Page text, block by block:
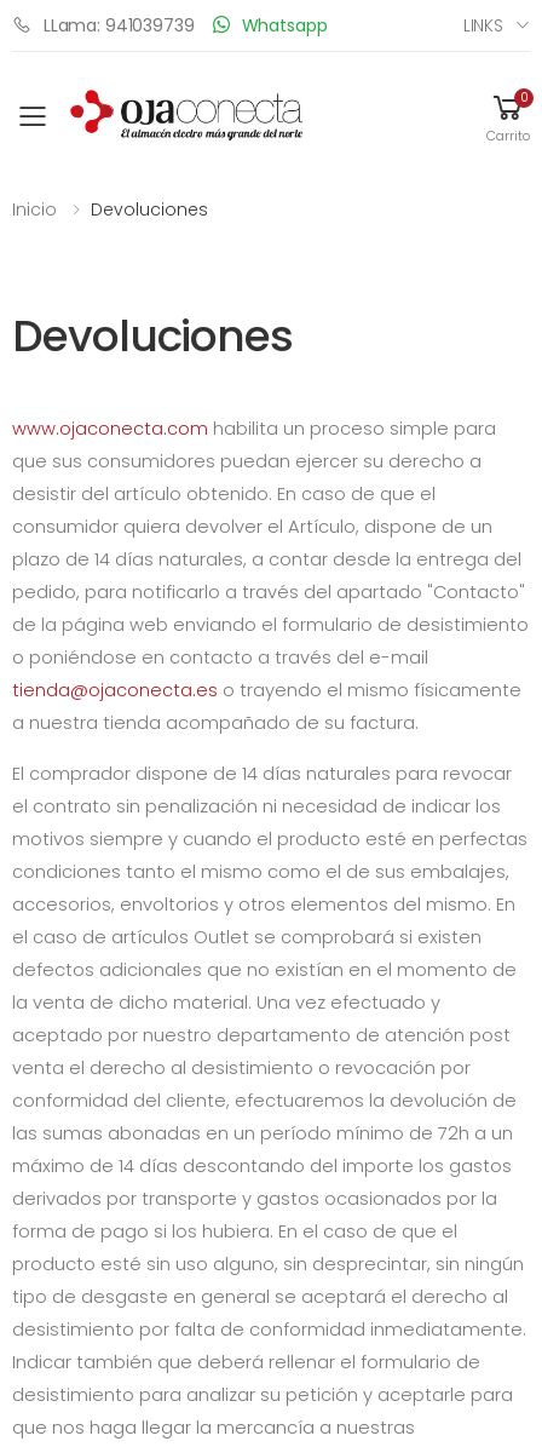
LLama: 941039739 Whatsapp LINKS
Toggle mobile menu
0
Carrito
Inicio Devoluciones
Devoluciones
www.ojaconecta.com habilita un proceso simple para
que sus consumidores puedan ejercer su derecho a
desistir del artículo obtenido. En caso de que el
consumidor quiera devolver el Artículo, dispone de un
plazo de 14 días naturales, a contar desde la entrega del
pedido, para notificarlo a través del apartado "Contacto"
de la página web enviando el formulario de desistimiento
o poniéndose en contacto a través del e-mail
tienda@ojaconecta.es o trayendo el mismo físicamente
a nuestra tienda acompañado de su factura.
El comprador dispone de 14 días naturales para revocar
el contrato sin penalización ni necesidad de indicar los
motivos siempre y cuando el producto esté en perfectas
condiciones tanto el mismo como el de sus embalajes,
accesorios, envoltorios y otros elementos del mismo. En
el caso de artículos Outlet se comprobará si existen
defectos adicionales que no existían en el momento de
la venta de dicho material. Una vez efectuado y
aceptado por nuestro departamento de atención post
venta el derecho al desistimiento o revocación por
conformidad del cliente, efectuaremos la devolución de
las sumas abonadas en un período mínimo de 72h a un
máximo de 14 días descontando del importe los gastos
derivados por transporte y gastos ocasionados por la
forma de pago si los hubiera. En el caso de que el
producto esté sin uso alguno, sin desprecintar, sin ningún
tipo de desgaste en general se aceptará el derecho al
desistimiento por falta de conformidad inmediatamente.
Indicar también que deberá rellenar el formulario de
desistimiento para analizar su petición y aceptarle para
que nos haga llegar la mercancía a nuestras